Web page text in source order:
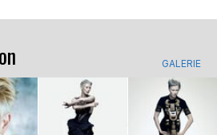
GALERIE